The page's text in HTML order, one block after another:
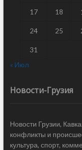
17 18
24 25
31
« Июл
Новости-Грузия
Новости Грузии,
конфликты и
культура, спорт,